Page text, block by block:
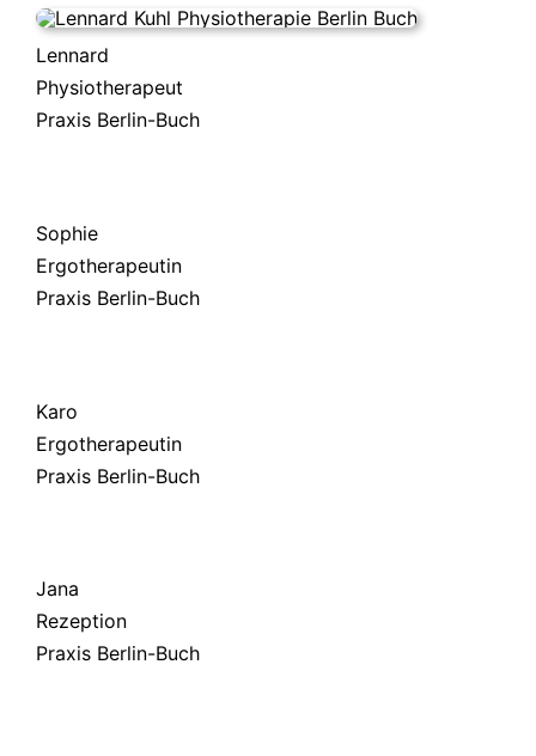
Lennard
Physiotherapeut
Praxis Berlin-Buch
Sophie
Ergotherapeutin
Praxis Berlin-Buch
Karo
Ergotherapeutin
Praxis Berlin-Buch
Jana
Rezeption
Praxis Berlin-Buch